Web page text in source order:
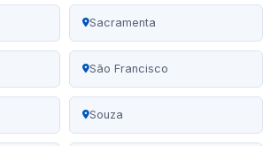
Sacramenta
São Francisco
Souza